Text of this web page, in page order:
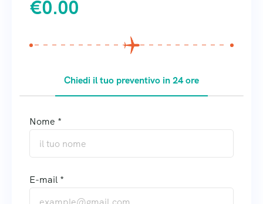
€0.00
Chiedi il tuo preventivo in 24 ore
Nome *
E-mail *